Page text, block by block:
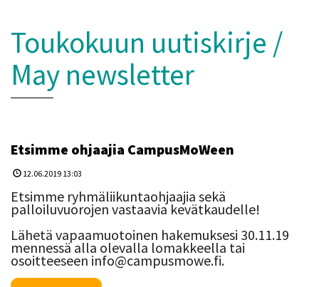
Toukokuun uutiskirje /
May newsletter
Etsimme ohjaajia CampusMoWeen
12.06.2019 13:03
Etsimme ryhmäliikuntaohjaajia sekä
palloiluvuorojen vastaavia kevätkaudelle!
Lähetä vapaamuotoinen hakemuksesi 30.11.19
mennessä alla olevalla lomakkeella tai
osoitteeseen info@campusmowe.fi.